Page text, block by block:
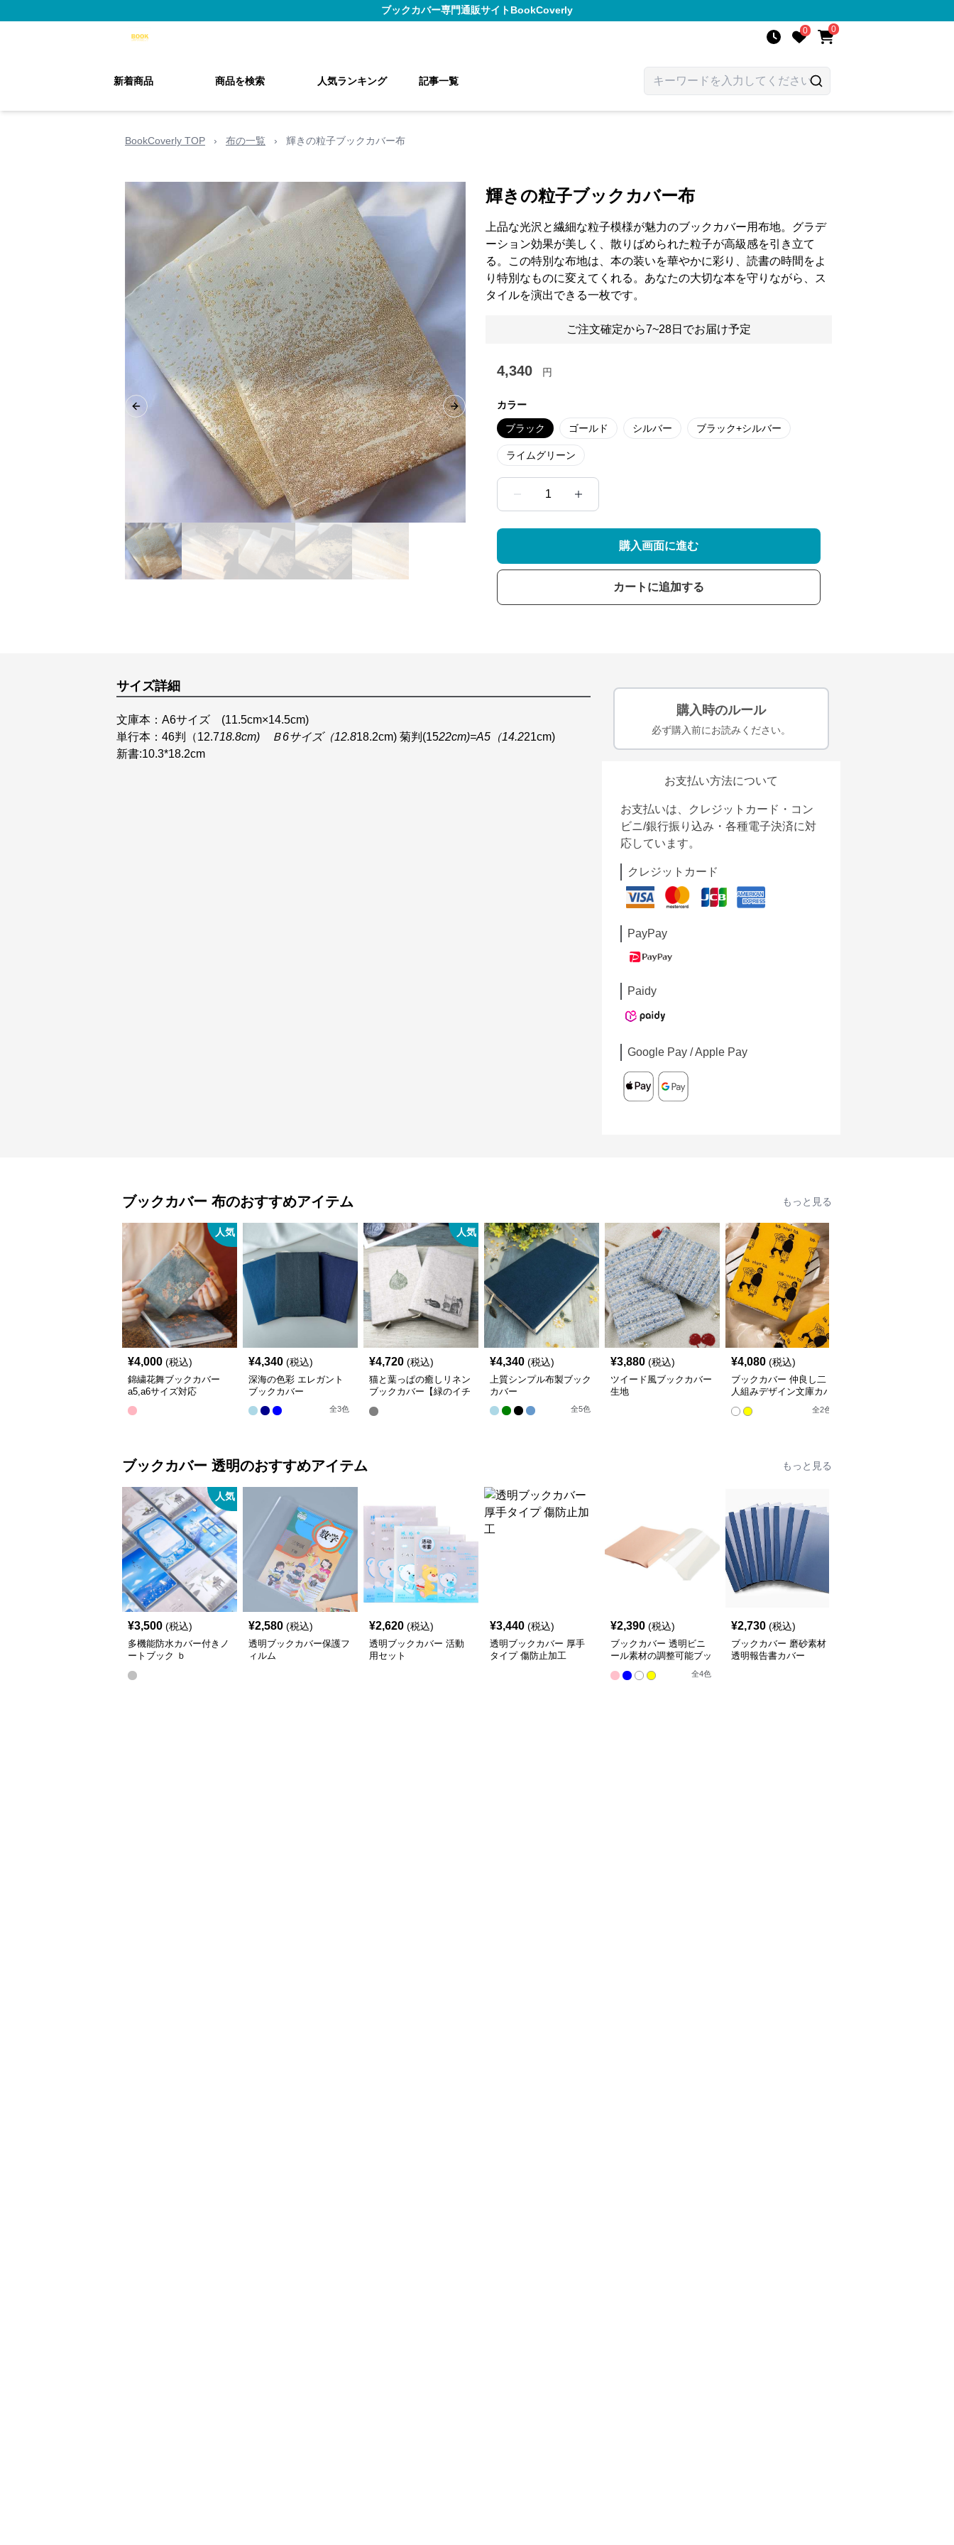
ブックカバー専門通販サイトBookCoverly
0 0
新着商品 商品を検索 人気ランキング 記事一覧
BookCoverly TOP › 布の一覧 › 輝きの粒子ブックカバー布
Previous slide Next slide
輝きの粒子ブックカバー布
上品な光沢と繊細な粒子模様が魅力のブックカバー用布地。グラデ
ーション効果が美しく、散りばめられた粒子が高級感を引き立て
る。この特別な布地は、本の装いを華やかに彩り、読書の時間をよ
り特別なものに変えてくれる。あなたの大切な本を守りながら、ス
タイルを演出できる一枚です。
ご注文確定から7~28日でお届け予定
4,340 円
カラー
ブラック ゴールド シルバー ブラック+シルバー
ライムグリーン
1
購入画面に進む
カートに追加する
サイズ詳細
文庫本：A6サイズ (11.5cm×14.5cm)
単行本：46判（12.718.8cm) Ｂ6サイズ（12.818.2cm) 菊判(1522cm)=A5（14.221cm)
新書:10.3*18.2cm
購入時のルール
必ず購入前にお読みください。
お支払い方法について
お支払いは、クレジットカード・コン
ビニ/銀行振り込み・各種電子決済に対
応しています。
クレジットカード
PayPay
Paidy
Google Pay / Apple Pay
ブックカバー 布のおすすめアイテム もっと見る
人気
¥4,000 (税込)
錦繍花舞ブックカバー
a5,a6サイズ対応
¥4,340 (税込)
深海の色彩 エレガント
ブックカバー
全3色
人気
¥4,720 (税込)
猫と葉っぱの癒しリネン
ブックカバー【緑のイチ
¥4,340 (税込)
上質シンプル布製ブック
カバー
全5色
¥3,880 (税込)
ツイード風ブックカバー
生地
¥4,080 (税込)
ブックカバー 仲良し二
人組みデザイン文庫カバ
全2色
ブックカバー 透明のおすすめアイテム もっと見る
人気
¥3,500 (税込)
多機能防水カバー付きノ
ートブック ｂ
¥2,580 (税込)
透明ブックカバー保護フ
ィルム
¥2,620 (税込)
透明ブックカバー 活動
用セット
¥3,440 (税込)
透明ブックカバー 厚手
タイプ 傷防止加工
¥2,390 (税込)
ブックカバー 透明ビニ
ール素材の調整可能ブッ
全4色
¥2,730 (税込)
ブックカバー 磨砂素材
透明報告書カバー